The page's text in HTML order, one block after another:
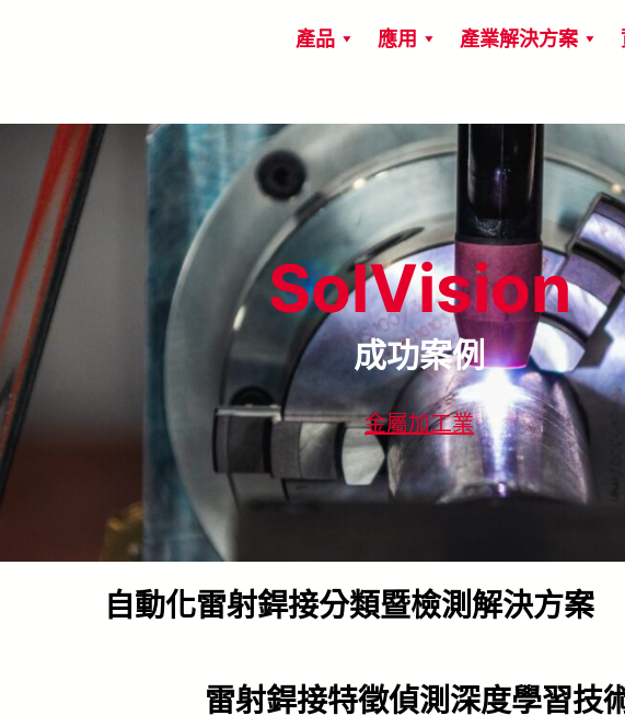
產品 應用 產業解決方案
SolVision
成功案例
金屬加工業
自動化雷射銲接分類暨檢測解決方案
雷射銲接特徵偵測深度學習技